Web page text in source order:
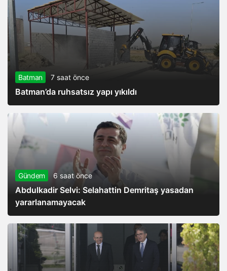
Batman 7 saat önce
Batman’da ruhsatsız yapı yıkıldı
Gündem 6 saat önce
Abdulkadir Selvi: Selahattin Demritaş yasadan
yararlanamayacak